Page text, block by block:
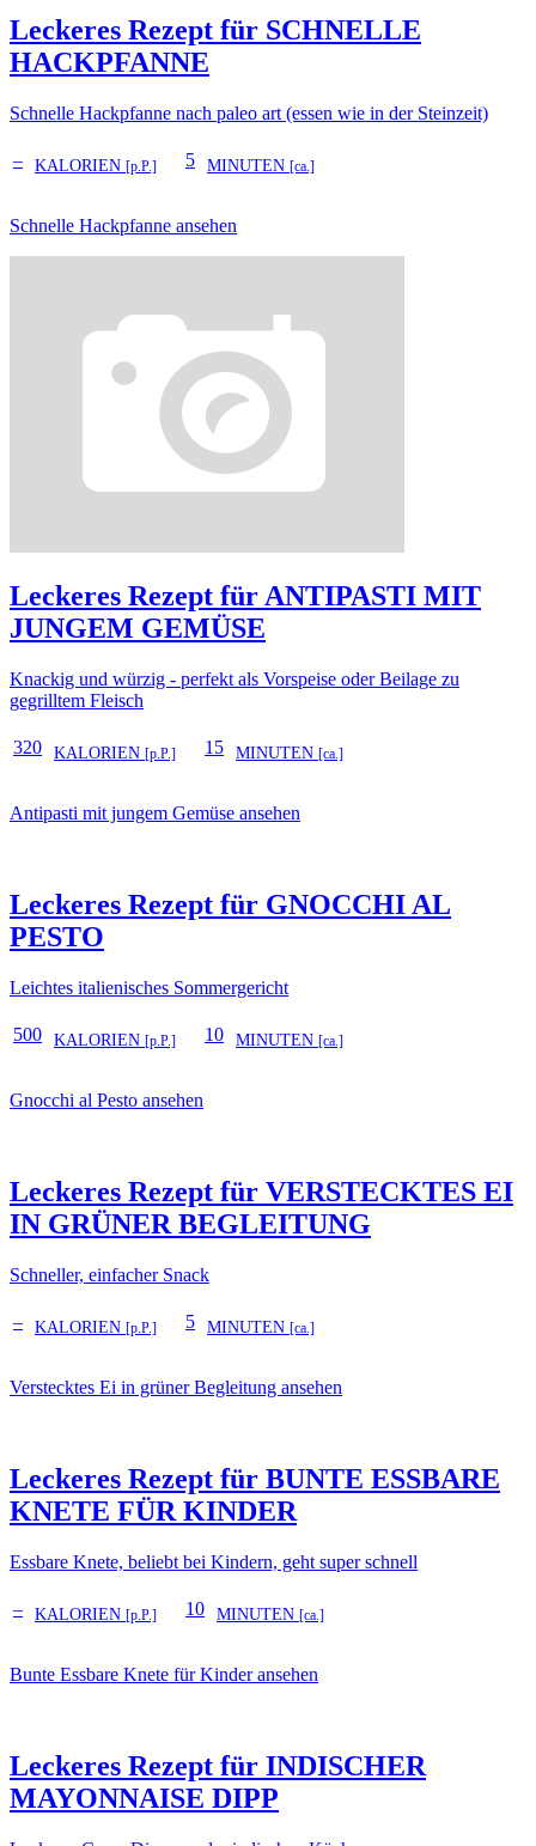
Leckeres Rezept für SCHNELLE
HACKPFANNE
Schnelle Hackpfanne nach paleo art (essen wie in der Steinzeit)
– KALORIEN [p.P.] 5 MINUTEN [ca.]
Schnelle Hackpfanne ansehen
Leckeres Rezept fürANTIPASTI MIT
JUNGEM GEMÜSE
Knackig und würzig - perfekt als Vorspeise oder Beilage zu
gegrilltem Fleisch
320 KALORIEN [p.P.] 15 MINUTEN [ca.]
Antipasti mit jungem Gemüse ansehen
Leckeres Rezept für GNOCCHI AL
PESTO
Leichtes italienisches Sommergericht
500 KALORIEN [p.P.] 10 MINUTEN [ca.]
Gnocchi al Pesto ansehen
Leckeres Rezept für VERSTECKTES EI
IN GRÜNER BEGLEITUNG
Schneller, einfacher Snack
– KALORIEN [p.P.] 5 MINUTEN [ca.]
Verstecktes Ei in grüner Begleitung ansehen
Leckeres Rezept für BUNTE ESSBARE
KNETE FÜR KINDER
Essbare Knete, beliebt bei Kindern, geht super schnell
– KALORIEN [p.P.] 10 MINUTEN [ca.]
Bunte Essbare Knete für Kinder ansehen
Leckeres Rezept für INDISCHER
MAYONNAISE DIPP